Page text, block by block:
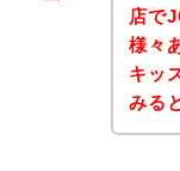
店で
様々
キッ
みる